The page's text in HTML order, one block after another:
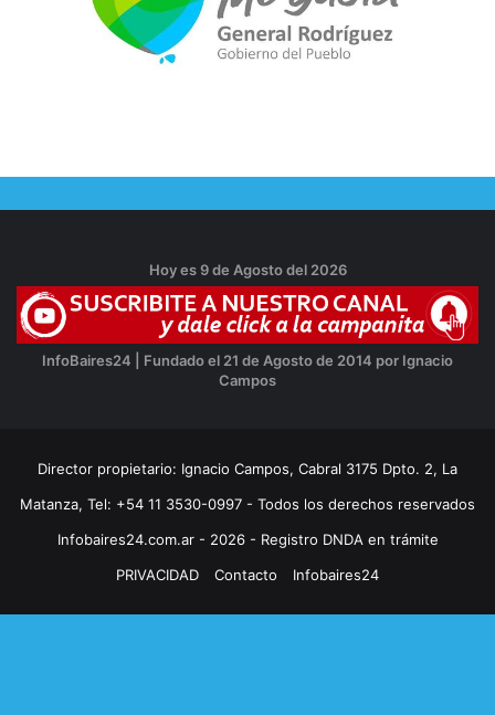
Hoy es 9 de Agosto del 2026
InfoBaires24 | Fundado el 21 de Agosto de 2014 por Ignacio
Campos
Director propietario: Ignacio Campos, Cabral 3175 Dpto. 2, La
Matanza, Tel: +54 11 3530-0997 - Todos los derechos reservados
Infobaires24.com.ar - 2026 - Registro DNDA en trámite
PRIVACIDAD
Contacto Infobaires24